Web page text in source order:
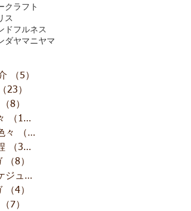
クラフト
ス
ドフルネス
ダヤマニヤマ
（5）
（23）
（8）
（10）
々
（11）
（32）
（8）
レッスンスケジュール
（4）
（7）